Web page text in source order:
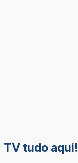
TV tudo aqui!